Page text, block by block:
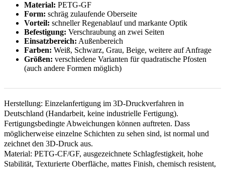
Material: PETG-GF
Form: schräg zulaufende Oberseite
Vorteil: schneller Regenablauf und markante Optik
Befestigung: Verschraubung an zwei Seiten
Einsatzbereich: Außenbereich
Farben: Weiß, Schwarz, Grau, Beige, weitere auf Anfrage
Größen: verschiedene Varianten für quadratische Pfosten
(auch andere Formen möglich)
Herstellung: Einzelanfertigung im 3D-Druckverfahren in
Deutschland (Handarbeit, keine industrielle Fertigung).
Fertigungsbedingte Abweichungen können auftreten. Dass
möglicherweise einzelne Schichten zu sehen sind, ist normal und
zeichnet den 3D-Druck aus.
Material: PETG-CF/GF, ausgezeichnete Schlagfestigkeit, hohe
Stabilität, Texturierte Oberfläche, mattes Finish, chemisch resistent,